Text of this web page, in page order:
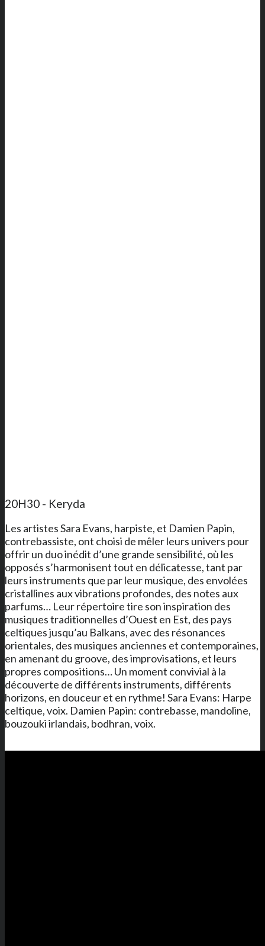
20H30 - Keryda
Les artistes Sara Evans, harpiste, et Damien Papin,
contrebassiste, ont choisi de mêler leurs univers pour
offrir un duo inédit d’une grande sensibilité, où les
opposés s’harmonisent tout en délicatesse, tant par
leurs instruments que par leur musique, des envolées
cristallines aux vibrations profondes, des notes aux
parfums… Leur répertoire tire son inspiration des
musiques traditionnelles d’Ouest en Est, des pays
celtiques jusqu’au Balkans, avec des résonances
orientales, des musiques anciennes et contemporaines,
en amenant du groove, des improvisations, et leurs
propres compositions… Un moment convivial à la
découverte de différents instruments, différents
horizons, en douceur et en rythme! Sara Evans: Harpe
celtique, voix. Damien Papin: contrebasse, mandoline,
bouzouki irlandais, bodhran, voix.